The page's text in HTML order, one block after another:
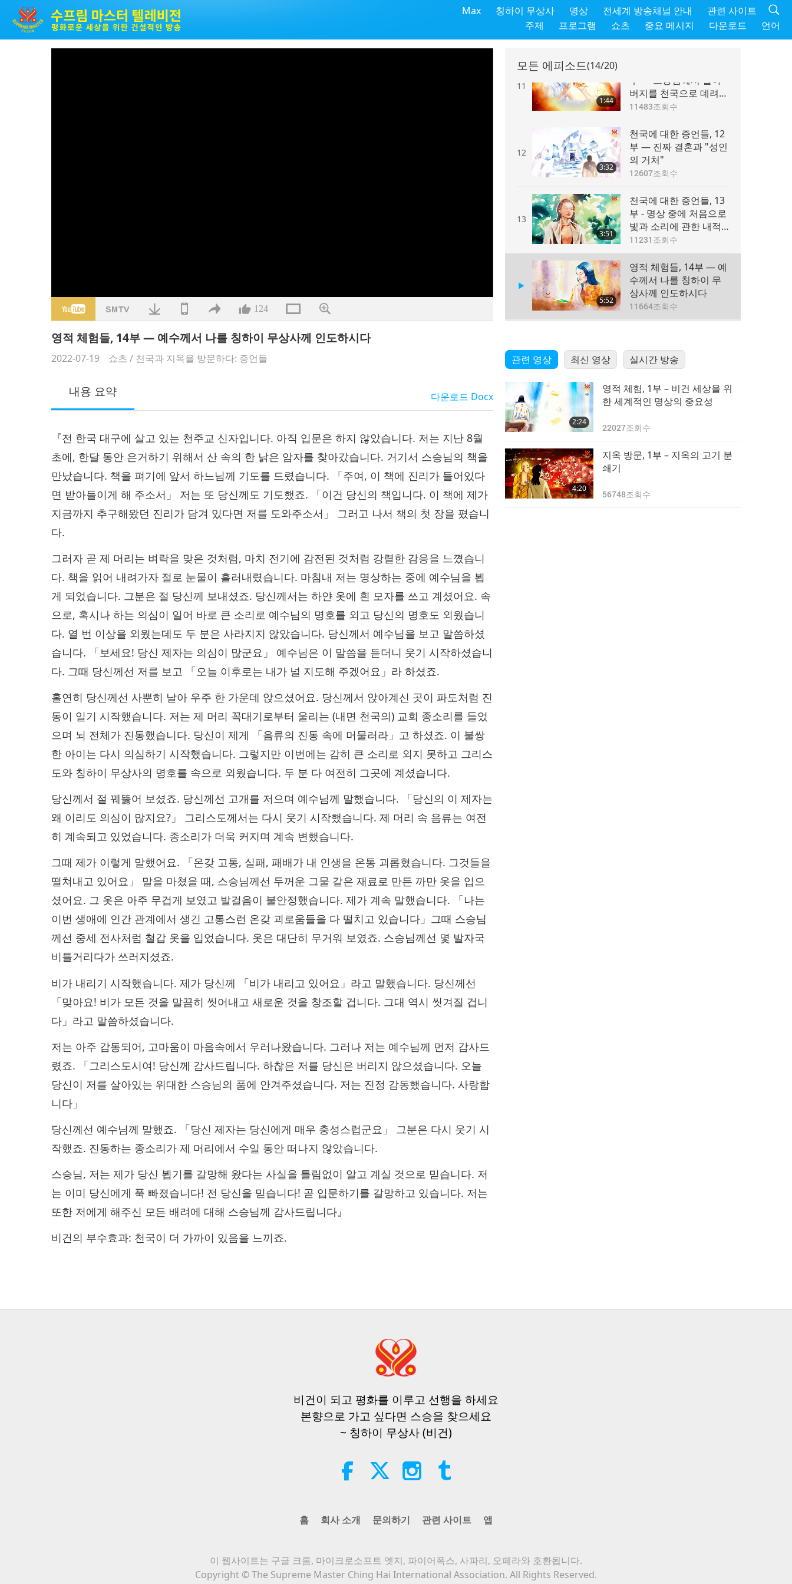
Max 칭하이 무상사 명상 전세계 방송채널 안내
관련 사이트
주제
프로그램 쇼츠 중요 메시지 다운로드 언어
124
영적 체험들, 14부 — 예수께서 나를 칭하이 무상사께 인도하시다
2022-07-19 쇼츠 / 천국과 지옥을 방문하다: 증언들
내용 요약 다운로드 Docx
『전 한국 대구에 살고 있는 천주교 신자입니다. 아직 입문은 하지 않았습니다. 저는 지난 8월
초에, 한달 동안 은거하기 위해서 산 속의 한 낡은 암자를 찾아갔습니다. 거기서 스승님의 책을
만났습니다. 책을 펴기에 앞서 하느님께 기도를 드렸습니다. 「주여, 이 책에 진리가 들어있다
면 받아들이게 해 주소서」 저는 또 당신께도 기도했죠. 「이건 당신의 책입니다. 이 책에 제가
지금까지 추구해왔던 진리가 담겨 있다면 저를 도와주소서」 그러고 나서 책의 첫 장을 폈습니
다.
그러자 곧 제 머리는 벼락을 맞은 것처럼, 마치 전기에 감전된 것처럼 강렬한 감응을 느꼈습니
다. 책을 읽어 내려가자 절로 눈물이 흘러내렸습니다. 마침내 저는 명상하는 중에 예수님을 뵙
게 되었습니다. 그분은 절 당신께 보내셨죠. 당신께서는 하얀 옷에 흰 모자를 쓰고 계셨어요. 속
으로, 혹시나 하는 의심이 일어 바로 큰 소리로 예수님의 명호를 외고 당신의 명호도 외웠습니
다. 열 번 이상을 외웠는데도 두 분은 사라지지 않았습니다. 당신께서 예수님을 보고 말씀하셨
습니다. 「보세요! 당신 제자는 의심이 많군요」 예수님은 이 말씀을 듣더니 웃기 시작하셨습니
다. 그때 당신께선 저를 보고 「오늘 이후로는 내가 널 지도해 주겠어요」라 하셨죠.
홀연히 당신께선 사뿐히 날아 우주 한 가운데 앉으셨어요. 당신께서 앉아계신 곳이 파도처럼 진
동이 일기 시작했습니다. 저는 제 머리 꼭대기로부터 울리는 (내면 천국의) 교회 종소리를 들었
으며 뇌 전체가 진동했습니다. 당신이 제게 「음류의 진동 속에 머물러라」고 하셨죠. 이 불쌍
한 아이는 다시 의심하기 시작했습니다. 그렇지만 이번에는 감히 큰 소리로 외지 못하고 그리스
도와 칭하이 무상사의 명호를 속으로 외웠습니다. 두 분 다 여전히 그곳에 계셨습니다.
당신께서 절 꿰뚫어 보셨죠. 당신께선 고개를 저으며 예수님께 말했습니다. 「당신의 이 제자는
왜 이리도 의심이 많지요?」 그리스도께서는 다시 웃기 시작했습니다. 제 머리 속 음류는 여전
히 계속되고 있었습니다. 종소리가 더욱 커지며 계속 변했습니다.
그때 제가 이렇게 말했어요. 「온갖 고통, 실패, 패배가 내 인생을 온통 괴롭혔습니다. 그것들을
떨쳐내고 있어요」 말을 마쳤을 때, 스승님께선 두꺼운 그물 같은 재료로 만든 까만 옷을 입으
셨어요. 그 옷은 아주 무겁게 보였고 발걸음이 불안정했습니다. 제가 계속 말했습니다. 「나는
이번 생애에 인간 관계에서 생긴 고통스런 온갖 괴로움들을 다 떨치고 있습니다」그때 스승님
께선 중세 전사처럼 철갑 옷을 입었습니다. 옷은 대단히 무거워 보였죠. 스승님께선 몇 발자국
비틀거리다가 쓰러지셨죠.
비가 내리기 시작했습니다. 제가 당신께 「비가 내리고 있어요」라고 말했습니다. 당신께선
「맞아요! 비가 모든 것을 말끔히 씻어내고 새로운 것을 창조할 겁니다. 그대 역시 씻겨질 겁니
다」라고 말씀하셨습니다.
저는 아주 감동되어, 고마움이 마음속에서 우러나왔습니다. 그러나 저는 예수님께 먼저 감사드
렸죠. 「그리스도시여! 당신께 감사드립니다. 하찮은 저를 당신은 버리지 않으셨습니다. 오늘
당신이 저를 살아있는 위대한 스승님의 품에 안겨주셨습니다. 저는 진정 감동했습니다. 사랑합
니다」
당신께선 예수님께 말했죠. 「당신 제자는 당신에게 매우 충성스럽군요」 그분은 다시 웃기 시
작했죠. 진동하는 종소리가 제 머리에서 수일 동안 떠나지 않았습니다.
스승님, 저는 제가 당신 뵙기를 갈망해 왔다는 사실을 틀림없이 알고 계실 것으로 믿습니다. 저
는 이미 당신에게 푹 빠졌습니다! 전 당신을 믿습니다! 곧 입문하기를 갈망하고 있습니다. 저는
또한 저에게 해주신 모든 배려에 대해 스승님께 감사드립니다』
비건의 부수효과: 천국이 더 가까이 있음을 느끼죠.
모든 에피소드(14/20)
10
부 — 다른 행성들을 방
문하다
13471조회수
11
1:44
부 — 스승님께서 할아
버지를 천국으로 데려가
천상의 감로수와 천상의
11483조회수
12
3:32
천국에 대한 증언들, 12
부 — 진짜 결혼과 "성인
의 거처"
12607조회수
13
3:51
천국에 대한 증언들, 13
부 - 명상 중에 처음으로
빛과 소리에 관한 내적
체험을 하다
11231 조회수
5:52
영적 체험들, 14부 — 예
수께서 나를 칭하이 무
상사께 인도하시다
11664조회수
15
1:20
다
11423조회수
16
3:04
천국에 대한 증언들, 16
가다
17
1:18
노 소리와 수금 소리
관련 영상 최신 영상 실시간 방송
2:24
영적 체험, 1부 – 비건 세상을 위
한 세계적인 명상의 중요성
22027조회수
4:20
지옥 방문, 1부 – 지옥의 고기 분
쇄기
56748조회수
비건이 되고 평화를 이루고 선행을 하세요
본향으로 가고 싶다면 스승을 찾으세요
~ 칭하이 무상사 (비건)
홈 회사 소개 문의하기 관련 사이트 앱
이 웹사이트는 구글 크롬, 마이크로소프트 엣지, 파이어폭스, 사파리, 오페라와 호환됩니다.
Copyright © The Supreme Master Ching Hai International Association. All Rights Reserved.